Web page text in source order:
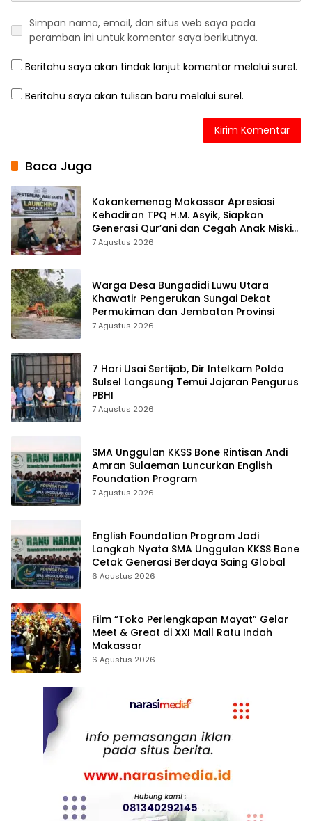
Simpan nama, email, dan situs web saya pada
peramban ini untuk komentar saya berikutnya.
Beritahu saya akan tindak lanjut komentar melalui surel.
Beritahu saya akan tulisan baru melalui surel.
Baca Juga
Kakankemenag Makassar Apresiasi
Kehadiran TPQ H.M. Asyik, Siapkan
Generasi Qur’ani dan Cegah Anak Miskin
Spiritualitas
7 Agustus 2026
Warga Desa Bungadidi Luwu Utara
Khawatir Pengerukan Sungai Dekat
Permukiman dan Jembatan Provinsi
7 Agustus 2026
7 Hari Usai Sertijab, Dir Intelkam Polda
Sulsel Langsung Temui Jajaran Pengurus
PBHI
7 Agustus 2026
SMA Unggulan KKSS Bone Rintisan Andi
Amran Sulaeman Luncurkan English
Foundation Program
7 Agustus 2026
English Foundation Program Jadi
Langkah Nyata SMA Unggulan KKSS Bone
Cetak Generasi Berdaya Saing Global
6 Agustus 2026
Film “Toko Perlengkapan Mayat” Gelar
Meet & Great di XXI Mall Ratu Indah
Makassar
6 Agustus 2026